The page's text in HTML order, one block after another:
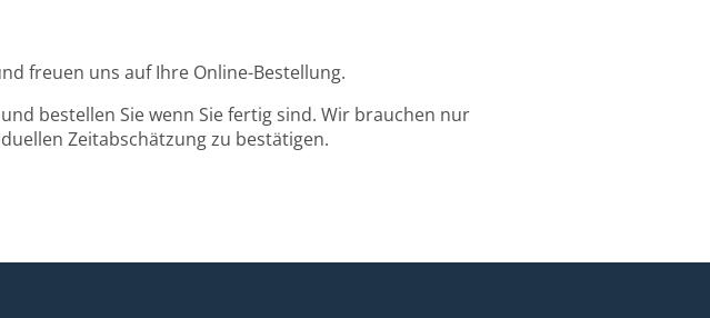
freuen uns auf Ihre Online-Bestellung.
bestellen Sie wenn Sie fertig sind. Wir brauchen nur
Zeitabschätzung zu bestätigen.